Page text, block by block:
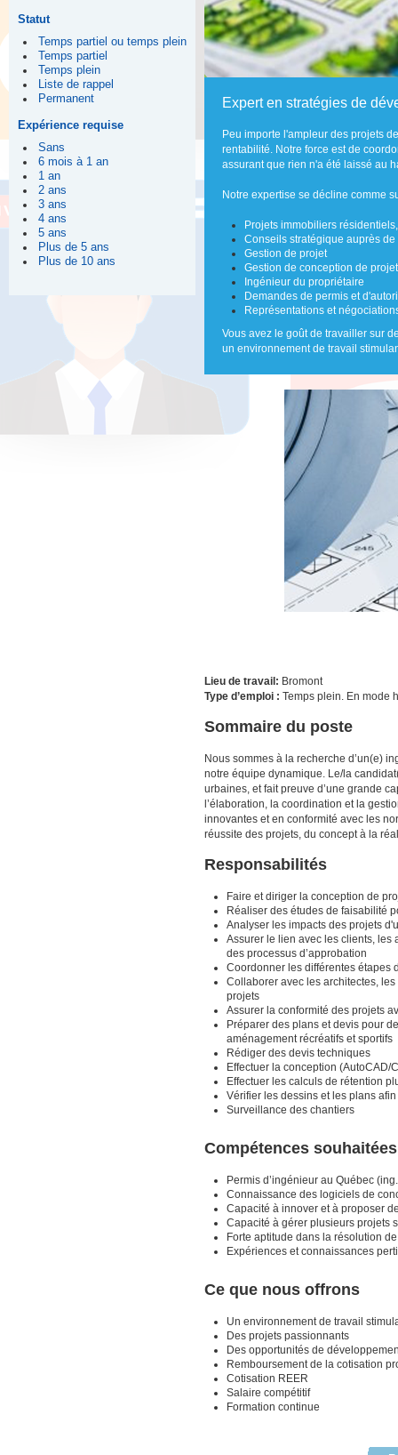
Statut
Temps partiel ou temps plein
Temps partiel
Temps plein
Liste de rappel
Permanent
Expérience requise
Sans
6 mois à 1 an
1 an
2 ans
3 ans
4 ans
5 ans
Plus de 5 ans
Plus de 10 ans
Expert en stratégies de
Peu importe l'ampleur des projets
rentabilité. Notre force est de
assurant que rien n'a été laissé au
Notre expertise se décline comme
Projets immobiliers
Conseils stratégique auprès
Gestion de projet
Gestion de conception de projet
Ingénieur du propriétaire
Demandes de permis et
Représentations et
Vous avez le goût de travailler sur
un environnement de travail
Lieu de travail: Bromont
Type d’emploi : Temps plein. En mode
Sommaire du poste
Nous sommes à la recherche d’un(e)
notre équipe dynamique. Le/la
urbaines, et fait preuve d’une grande
l’élaboration, la coordination et la
innovantes et en conformité avec les
réussite des projets, du concept à la
Responsabilités
Faire et diriger la conception de
Réaliser des études de faisabilité
Analyser les impacts des projets
Assurer le lien avec les clients, les
des processus d’approbation
Coordonner les différentes étapes
Collaborer avec les architectes,
projets
Assurer la conformité des projets
Préparer des plans et devis pour
aménagement récréatifs et sportifs
Rédiger des devis techniques
Effectuer la conception
Effectuer les calculs de rétention
Vérifier les dessins et les plans
Surveillance des chantiers
Compétences souhaitées
Permis d’ingénieur au Québec
Connaissance des logiciels de
Capacité à innover et à proposer
Capacité à gérer plusieurs projets
Forte aptitude dans la résolution
Expériences et connaissances
Ce que nous offrons
Un environnement de travail
Des projets passionnants
Des opportunités de
Remboursement de la cotisation
Cotisation REER
Salaire compétitif
Formation continue